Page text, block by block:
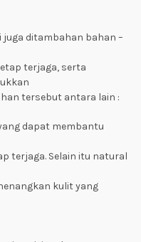
juga ditambahan bahan –
terjaga, serta
tersebut antara lain :
dapat membantu
terjaga. Selain itu natural
kulit yang